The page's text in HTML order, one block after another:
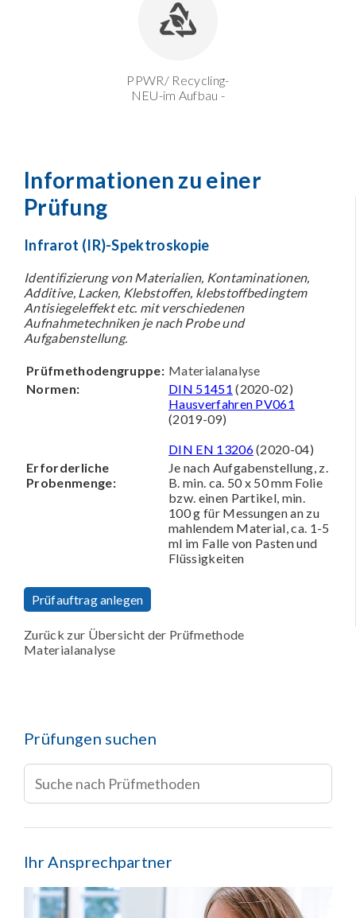
PPWR/ Recycling-
NEU-im Aufbau -
Informationen zu einer
Prüfung
Infrarot (IR)-Spektroskopie
Identifizierung von Materialien, Kontaminationen,
Additive, Lacken, Klebstoffen, klebstoffbedingtem
Antisiegeleffekt etc. mit verschiedenen
Aufnahmetechniken je nach Probe und
Aufgabenstellung.
Prüfmethodengruppe: Materialanalyse
Normen:
DIN 51451 (2020-02)
Hausverfahren PV061
(2019-09)
DIN EN 13206(2020-04)
Erforderliche
Probenmenge:
Je nach Aufgabenstellung, z.
B. min. ca. 50 x 50 mm Folie
bzw. einen Partikel, min.
100 g für Messungen an zu
mahlendem Material, ca. 1-5
ml im Falle von Pasten und
Flüssigkeiten
Prüfauftrag anlegen
Zurück zur Übersicht der Prüfmethode
Materialanalyse
Prüfungen suchen
Ihr Ansprechpartner